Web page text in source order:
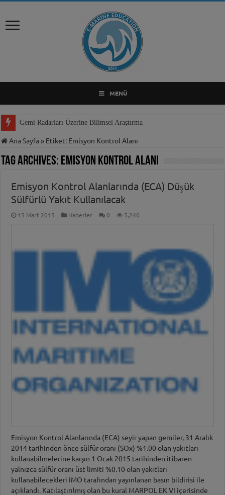
MENÜ
Gemi Radarları Üzerine Bilimsel Araştırma
Ana Sayfa » Etiket: Emisyon Kontrol Alanı
Tag Archives: Emisyon Kontrol Alanı
Emisyon Kontrol Alanlarında (ECA) Düşük
Sülfürlü Yakıt Kullanılacak
15 Mart 2015 Haberler 0 5,240
Emisyon Kontrol Alanlarında (ECA) seyir yapan gemiler, 31 Aralık
2014 tarihinden önce sülfür oranı (SOx) %1.00 olan yakıtları
kullanabilmelerine karşın 1 Ocak 2015 tarihinden itibaren
yalnızca sülfür oranı üst limiti %0.10 olan yakıtları
kullanabilecekleri IMO tarafından yayınlanan basın bildirisi ile
açıklandı. Katılaştırılmış olan bu kural MARPOL EK VI içerisinde